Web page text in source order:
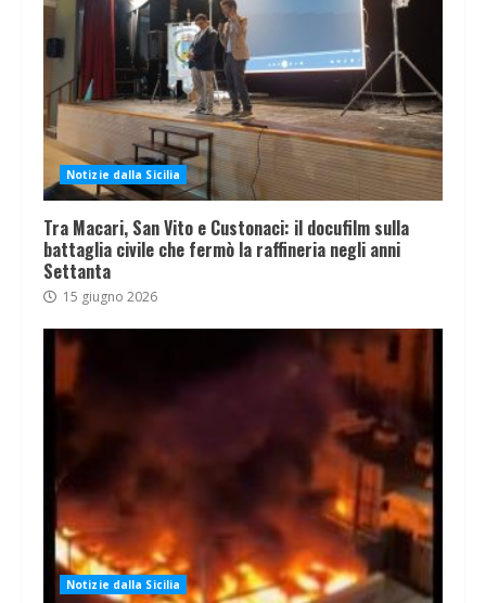
Notizie dalla Sicilia
Tra Macari, San Vito e Custonaci: il docufilm sulla
battaglia civile che fermò la raffineria negli anni
Settanta
15 giugno 2026
Notizie dalla Sicilia